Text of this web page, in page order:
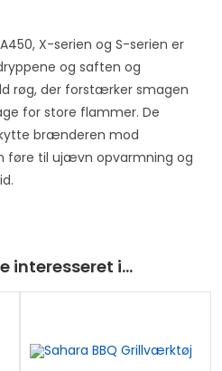
X-serien og S-serien er
og saften og
røg, der forstærker smagen
for store flammer. De
brænderen mod
føre til ujævn opvarmning og
interesseret i…